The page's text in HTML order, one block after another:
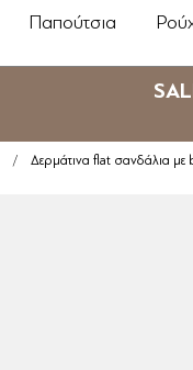
Παπούτσια
/ Δερμάτινα flat σανδάλια με